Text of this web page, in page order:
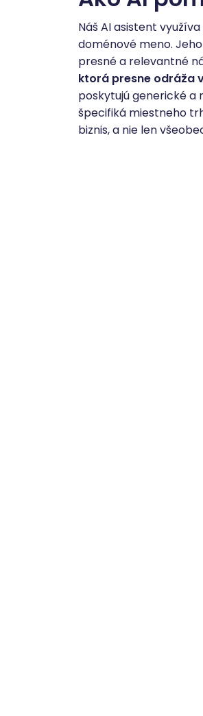
Náš AI asistent
doménové meno.
presné a relevantné
ktorá presne odráža
poskytujú generické a
špecifiká miestneho
biznis, a nie len